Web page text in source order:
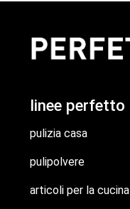
linee perfetto
pulizia casa
pulipolvere
articoli per la cucina